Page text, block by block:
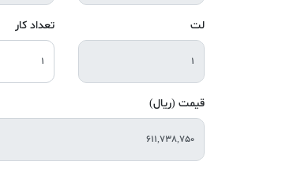
لت تعداد کار
قیمت (ریال)